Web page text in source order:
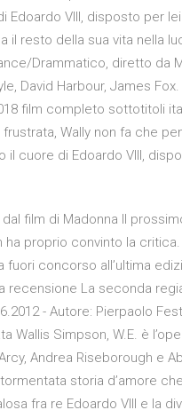
VIII, disposto per
il resto della sua vita nella
Drammatico, diretto da
David Harbour, James
film completo sottotitoli
Wally non fa che
cuore di Edoardo VIII,
film di Madonna Il
ha proprio convinto la
concorso all’ultima
recensione La seconda
- Autore: Pierpaolo
Wallis Simpson, W.E. è
Andrea Riseborough e
storia d’amore
fra re Edoardo VIII e la